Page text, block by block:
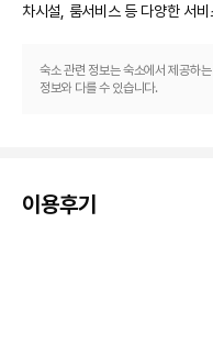
차시설, 룸서비스 등 다양한 서
숙소 관련 정보는 숙소에서 제공하
정보와 다를 수 있습니다.
이용후기